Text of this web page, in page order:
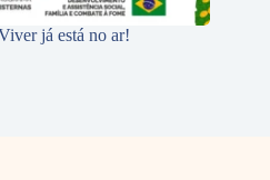
já está no ar!